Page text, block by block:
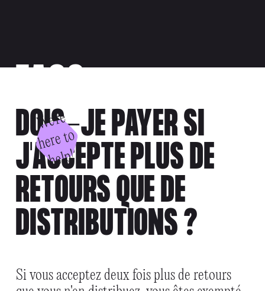
W
e'
r
e
h
e
r
e
t
o
h
el
p!
DOIS-JE PAYER SI
J'ACCEPTE PLUS DE
RETOURS QUE DE
DISTRIBUTIONS ?
Si vous acceptez deux fois plus de retours